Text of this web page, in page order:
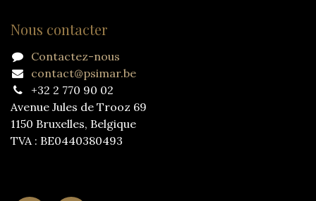
Nous contacter
Contactez-nous
contact@psimar.be
+32 2 770 90 02
Avenue Jules de Trooz 69
1150 Bruxelles, Belgique
TVA : BE0440380493